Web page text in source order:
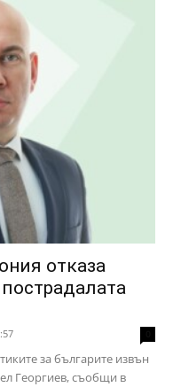
отказа
за българите извън
Георгиев, съобщи в